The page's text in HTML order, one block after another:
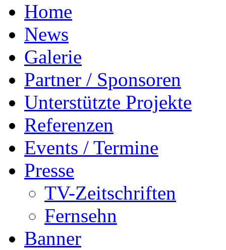
Home
News
Galerie
Partner / Sponsoren
Unterstützte Projekte
Referenzen
Events / Termine
Presse
TV-Zeitschriften
Fernsehn
Banner